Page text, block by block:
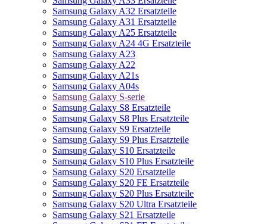
Samsung Galaxy A32 Ersatzteile
Samsung Galaxy A31 Ersatzteile
Samsung Galaxy A25 Ersatzteile
Samsung Galaxy A24 4G Ersatzteile
Samsung Galaxy A23
Samsung Galaxy A22
Samsung Galaxy A21s
Samsung Galaxy A04s
Samsung Galaxy S-serie
Samsung Galaxy S8 Ersatzteile
Samsung Galaxy S8 Plus Ersatzteile
Samsung Galaxy S9 Ersatzteile
Samsung Galaxy S9 Plus Ersatzteile
Samsung Galaxy S10 Ersatzteile
Samsung Galaxy S10 Plus Ersatzteile
Samsung Galaxy S20 Ersatzteile
Samsung Galaxy S20 FE Ersatzteile
Samsung Galaxy S20 Plus Ersatzteile
Samsung Galaxy S20 Ultra Ersatzteile
Samsung Galaxy S21 Ersatzteile